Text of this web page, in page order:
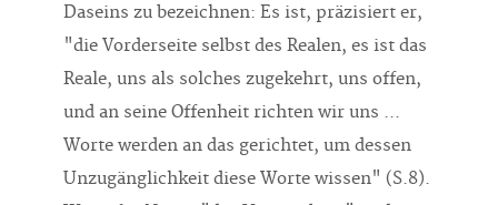
"die Vorderseite selbst des Realen, es ist das
Reale, uns als solches zugekehrt, uns offen,
und an seine Offenheit richten wir uns ...
Worte werden an das gerichtet, um dessen
Unzugänglichkeit diese Worte wissen" (S.8).
Wenn für Nancy "das Unnennbare" weder